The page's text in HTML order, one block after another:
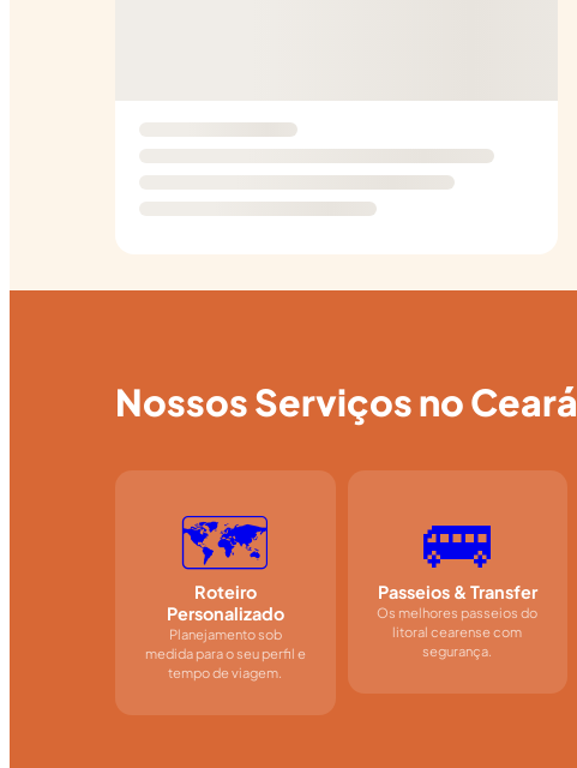
Nossos Serviços no Ceará
🗺️
Roteiro
Personalizado
Planejamento sob
medida para o seu perfil e
tempo de viagem.
🚌
Passeios & Transfer
Os melhores passeios do
litoral cearense com
segurança.